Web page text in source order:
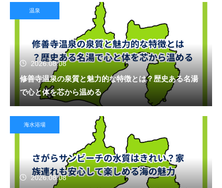
温泉
2026.08.08
修善寺温泉の泉質と魅力的な特徴とは？歴史ある名湯
で心と体を芯から温める
海水浴場
2026.08.08